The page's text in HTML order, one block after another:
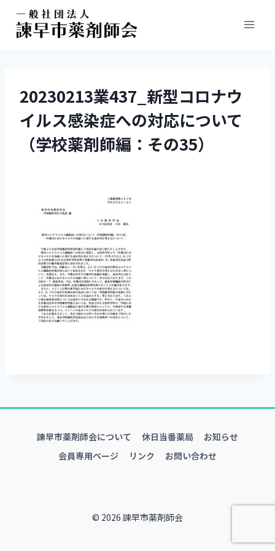
20230213業437_新型コロナウ
イルス感染症への対応について
（学校薬剤師編：その35）
諫早市薬剤師会について 休日当番薬局
お知らせ
会員専用ページ
リンク お問い合わせ
© 2026 諫早市薬剤師会